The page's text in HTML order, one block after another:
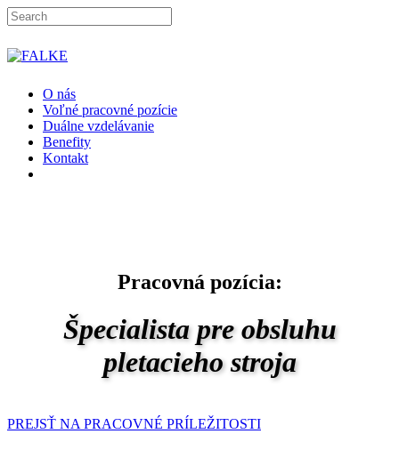
Skip
to
main
content
Close
Menu
O nás
Voľné pracovné pozície
Duálne vzdelávanie
Benefity
Kontakt
Pracovná pozícia:
Špecialista pre obsluhu
pletacieho stroja
PREJSŤ NA PRACOVNÉ PRÍLEŽITOSTI